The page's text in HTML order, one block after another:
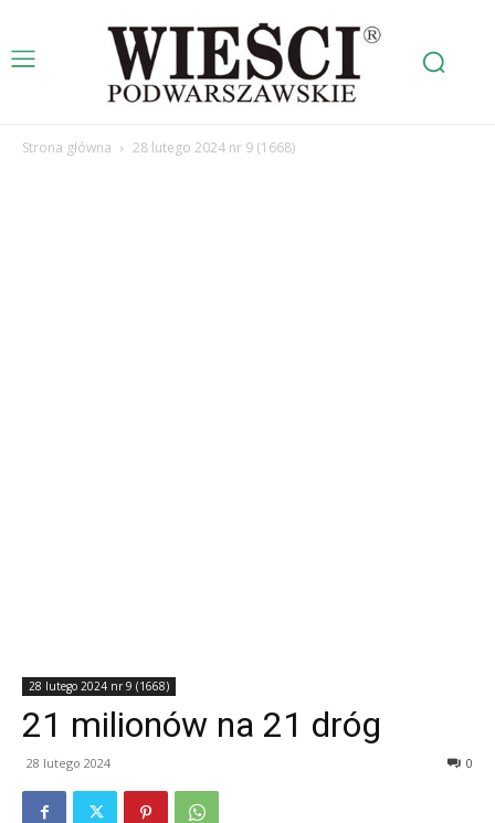
Strona główna 28 lutego 2024 nr 9 (1668)
28 lutego 2024 nr 9 (1668)
21 milionów na 21 dróg
28 lutego 2024 0